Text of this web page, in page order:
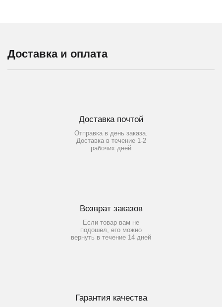
Доставка и оплата
Доставка почтой
Отправка в день заказа.
Доставка в течение 1-2
рабочих дней
Возврат заказов
Если товар вам не
подошел, его можно
вернуть в течение 14 дней
Гарантия качества